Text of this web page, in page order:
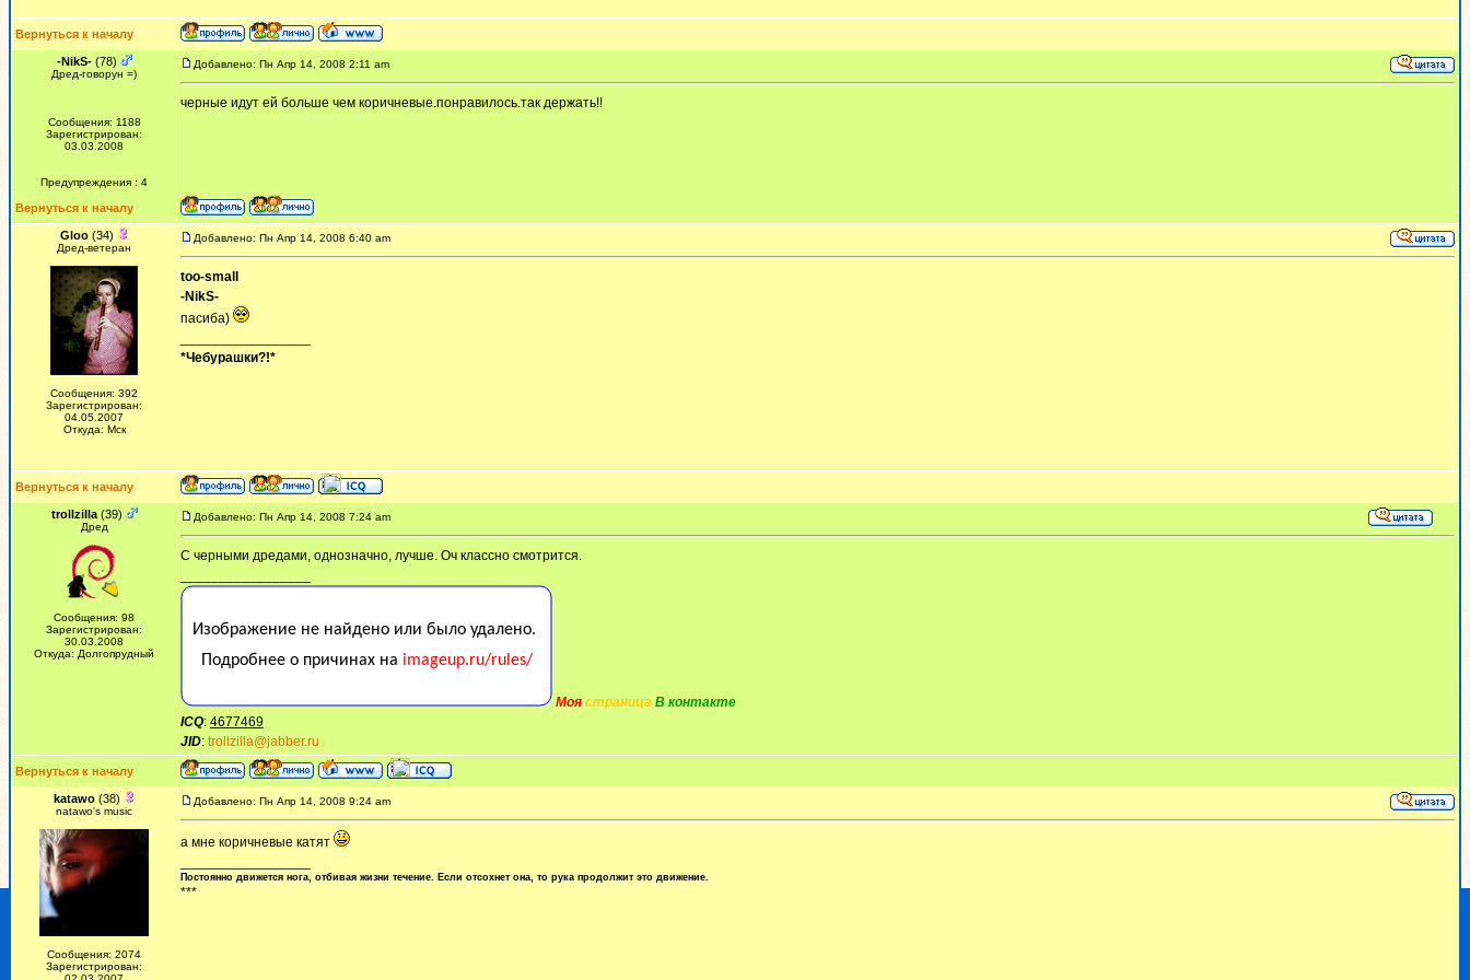
Вернуться к началу
-NikS-(78)
Дред-говорун =)
Сообщения: 1188
Зарегистрирован:
03.03.2008
Предупреждения : 4
Добавлено: Пн Апр 14, 2008 2:11 am
черные идут ей больше чем коричневые.понравилось.так держать!!
Вернуться к началу
Gloo(34)
Дред-ветеран
Сообщения: 392
Зарегистрирован:
04.05.2007
Откуда: Мск
Добавлено: Пн Апр 14, 2008 6:40 am
too-small
-NikS-
пасиба)
*Чебурашки?!*
Вернуться к началу
trollzilla(39)
Дред
Сообщения: 98
Зарегистрирован:
30.03.2008
Откуда: Долгопрудный
Добавлено: Пн Апр 14, 2008 7:24 am
С черными дредами, однозначно, лучше. Оч классно смотрится.
Моя страница В контакте
ICQ: 4677469
JID: trollzilla@jabber.ru
Вернуться к началу
katawo(38)
natawo's music
Сообщения: 2074
Зарегистрирован:
Добавлено: Пн Апр 14, 2008 9:24 am
а мне коричневые катят
Постоянно движется нога, отбивая жизни течение. Если отсохнет она, то рука продолжит это движение.
***